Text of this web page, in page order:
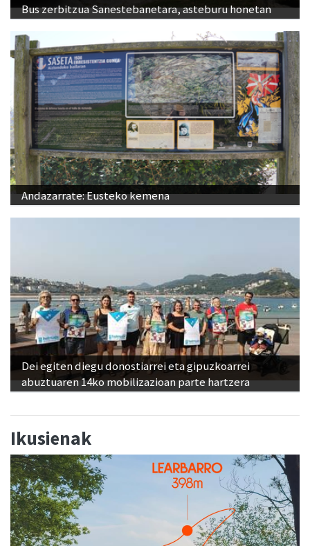
Bus zerbitzua Sanestebanetara, asteburu honetan
Andazarrate: Eusteko kemena
Dei egiten diegu donostiarrei eta gipuzkoarrei
abuztuaren 14ko mobilizazioan parte hartzera
Ikusienak